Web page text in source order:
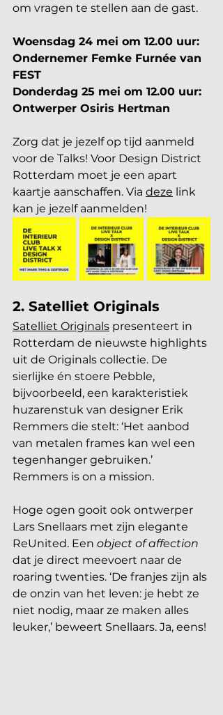
om vragen te stellen aan de gast.
Woensdag 24 mei om 12.00 uur:
Ondernemer Femke Furnée van
FEST
Donderdag 25 mei om 12.00 uur:
Ontwerper Osiris Hertman
Zorg dat je jezelf op tijd aanmeld
voor de Talks! Voor Design District
Rotterdam moet je een apart
kaartje aanschaffen. Via deze link
kan je jezelf aanmelden!
2. Satelliet Originals
Satelliet Originals presenteert in
Rotterdam de nieuwste highlights
uit de Originals collectie. De
sierlijke én stoere Pebble,
bijvoorbeeld, een karakteristiek
huzarenstuk van designer Erik
Remmers die stelt: ‘Het aanbod
van metalen frames kan wel een
tegenhanger gebruiken.’
Remmers is on a mission.
Hoge ogen gooit ook ontwerper
Lars Snellaars met zijn elegante
ReUnited. Een object of affection
dat je direct meevoert naar de
roaring twenties. ‘De franjes zijn als
de onzin van het leven: je hebt ze
niet nodig, maar ze maken alles
leuker,’ beweert Snellaars. Ja, eens!